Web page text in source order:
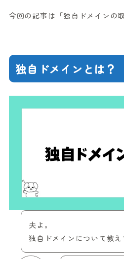
今回の記事は「独自ドメインの
独自ドメインとは？
夫よ。
独自ドメインについて教え